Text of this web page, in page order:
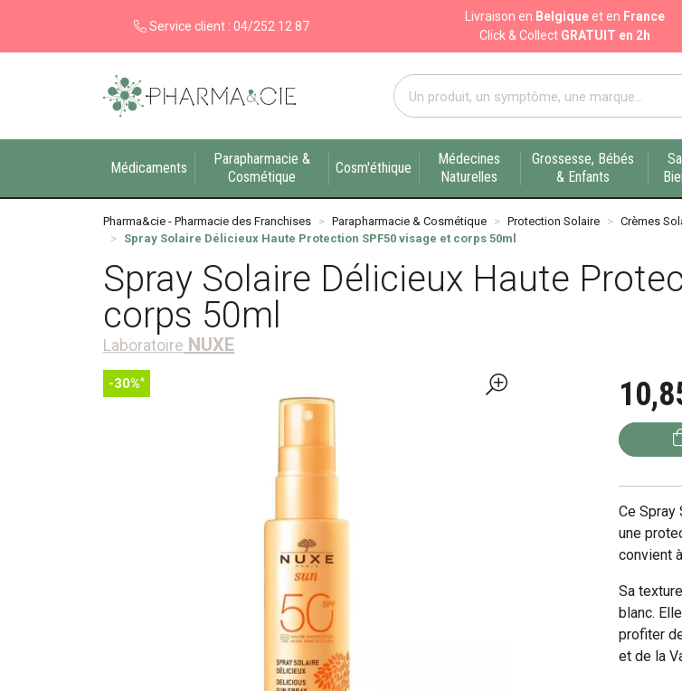
Service client : 04/252 12 87
Livraison en Belgique et en France
Click & Collect GRATUIT en 2h
Pharma&cie - Pharmacie des Franchises Votre export pharmacie en ligne à votre service sur
Médicaments
Parapharmacie &
Cosmétique
Cosm'éthique
Médecines
Naturelles
Grossesse, Bébés
& Enfants
Pharma&cie - Pharmacie des Franchises Parapharmacie & Cosmétique Protection Solaire
Crèmes
Spray Solaire Délicieux Haute Protection SPF50 visage et corps 50ml
Spray Solaire Délicieux Haute
corps 50ml
Laboratoire NUXE
-30%* 10,
Ce
une
convient
Sa
blanc.
profiter
et de la